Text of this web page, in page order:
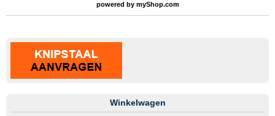
powered by myShop.com
Winkelwagen